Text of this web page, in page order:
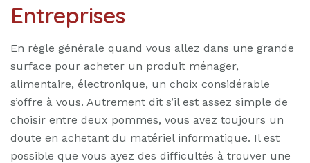
Entreprises
En règle générale quand vous allez dans une grande
surface pour acheter un produit ménager,
alimentaire, électronique, un choix considérable
s’offre à vous. Autrement dit s’il est assez simple de
choisir entre deux pommes, vous avez toujours un
doute en achetant du matériel informatique. Il est
possible que vous ayez des difficultés à trouver une